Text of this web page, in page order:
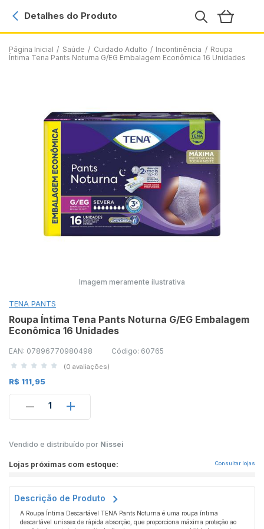
Página Inicial / Saúde / Cuidado Adulto / Incontinência / Roupa
Íntima Tena Pants Noturna G/EG Embalagem Econômica 16 Unidades
Detalhes do Produto
Imagem meramente ilustrativa
TENA PANTS
Roupa Íntima Tena Pants Noturna G/EG Embalagem
Econômica 16 Unidades
EAN: 07896770980498 Código: 60765
(0 avaliações)
R$ 111,95
1
Vendido e distribuído por Nissei
Lojas próximas com estoque: Consultar lojas
Descrição de Produto
A Roupa Íntima Descartável TENA Pants Noturna é uma roupa íntima
descartável unissex de rápida absorção, que proporciona máxima proteção ao